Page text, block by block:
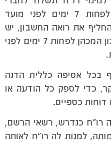
העמותה ולרואה החשבון לפחות 7 ימים לפני מועד
את רואה החשבון, יש
להודיע על כך לרואה החשבון המכהן לפחות 7 ימים לפני
בכל אסיפה כללית הדנה
כדי לספק כל הודעה או
כספיים.
רו"ח כנדרש, רשאי הרשם,
למנות לה רו"ח לאותה